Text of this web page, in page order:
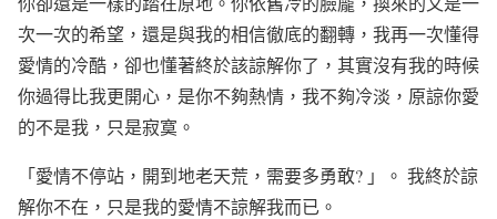
次一次的希望，還是與我的相信徹底的翻轉，我再一次懂得
愛情的冷酷，卻也懂著終於該諒解你了，其實沒有我的時候
你過得比我更開心，是你不夠熱情，我不夠冷淡，原諒你愛
的不是我，只是寂寞。
「愛情不停站，開到地老天荒，需要多勇敢? 」。 我終於諒
解你不在，只是我的愛情不諒解我而已。